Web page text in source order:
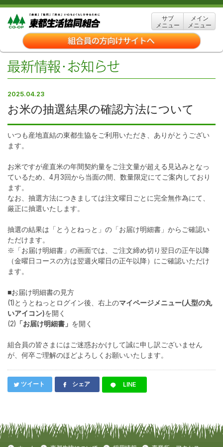
サブ
メニュー
メイン
メニュー
2025.04.23
お米の抽選結果の確認方法について
いつも産地直結の東都生協をご利用いただき、ありがとうござい
ます。
お米ですが産直米の年間契約量をご注文量が超える見込みとなっ
ているため、4月3回から当面の間、数量限定にてご案内しており
ます。
なお、抽選方法につきましては注文曜日ごとに完全無作為にて、
厳正に抽選いたします。
抽選の結果は「とうとねっと」の「お届け明細書」からご確認い
ただけます。
※「お届け明細書」の画面では、ご注文締め切り翌日の正午以降
（金曜日コースの方は翌週火曜日の正午以降）にご確認いただけ
ます。
■お届け明細書の見方
(1)とうとねっとログイン後、右上のマイページメニュー(人型の丸
いアイコン)を開く
(2) 「お届け明細書」 を開く
組合員の皆さまにはご迷惑おかけして誠に申し訳ございません
が、何卒ご理解のほどよろしくお願いいたします。
ツイート シェア LINE